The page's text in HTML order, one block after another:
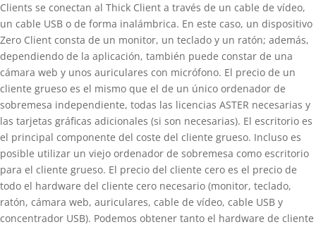
Clients se conectan al Thick Client a través de un cable de vídeo,
un cable USB o de forma inalámbrica. En este caso, un dispositivo
Zero Client consta de un monitor, un teclado y un ratón; además,
dependiendo de la aplicación, también puede constar de una
cámara web y unos auriculares con micrófono. El precio de un
cliente grueso es el mismo que el de un único ordenador de
sobremesa independiente, todas las licencias ASTER necesarias y
las tarjetas gráficas adicionales (si son necesarias). El escritorio es
el principal componente del coste del cliente grueso. Incluso es
posible utilizar un viejo ordenador de sobremesa como escritorio
para el cliente grueso. El precio del cliente cero es el precio de
todo el hardware del cliente cero necesario (monitor, teclado,
ratón, cámara web, auriculares, cable de vídeo, cable USB y
concentrador USB). Podemos obtener tanto el hardware de cliente